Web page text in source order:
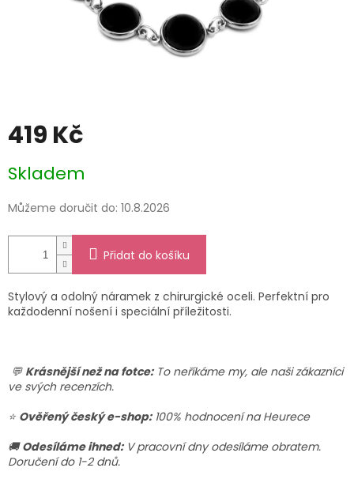
419 Kč
cena:
Skladem
Můžeme doručit do: 10.8.2026
Přidat do košíku
Stylový a odolný náramek z chirurgické oceli. Perfektní pro
každodenní nošení i speciální příležitosti.
💬 Krásnější než na fotce:To neříkáme my, ale naši zákazníci
ve svých recenzích.
⭐ Ověřený český e-shop:100% hodnocení na Heurece
🚚 Odesíláme ihned:V pracovní dny odesíláme obratem.
Doručení do 1-2 dnů.